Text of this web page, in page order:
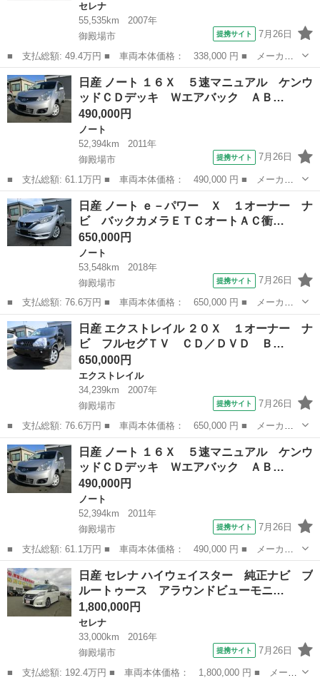
セレナ
55,535km
2007年
御殿場市
提携サイト 7月26日
■ 支払総額: 49.4万円 ■ 車両本体価格： 338,000 円 ■ メーカー
名： 日産 ■ 車種名： セレナ ■ グレード名： ハイウェイスタ
ー ■ 排気量： 2000cc ■ ドア枚数： 5D ■ ミッション： C...
静岡 御殿場市 セレナ
日産 ノート １６Ｘ ５速マニュアル ケンウ
ッドＣＤデッキ Ｗエアバック ＡＢ…
490,000円
ノート
52,394km
2011年
御殿場市
提携サイト 7月26日
■ 支払総額: 61.1万円 ■ 車両本体価格： 490,000 円 ■ メーカー
名： 日産 ■ 車種名： ノート ■ グレード名： １６Ｘ ５速マ
ニュアル ケンウッドＣＤデッキ Ｗエアバック ＡＢＳ インテリ
ジェントキー...
静岡 御殿場市 ノート
日産 ノート ｅ－パワー Ｘ １オーナー ナ
ビ バックカメラＥＴＣオートＡＣ衝…
650,000円
ノート
53,548km
2018年
御殿場市
提携サイト 7月26日
■ 支払総額: 76.6万円 ■ 車両本体価格： 650,000 円 ■ メーカー
名： 日産 ■ 車種名： ノート ■ グレード名： ｅ－パワー
Ｘ １オーナー ナビ バックカメラＥＴＣオートＡＣ衝突防止レー
ンキープ車輛接...
静岡 御殿場市 ノート
日産 エクストレイル ２０Ｘ １オーナー ナ
ビ フルセグＴＶ ＣＤ／ＤＶＤ Ｂ…
650,000円
エクストレイル
34,239km
2007年
御殿場市
提携サイト 7月26日
■ 支払総額: 76.6万円 ■ 車両本体価格： 650,000 円 ■ メーカー
名： 日産 ■ 車種名： エクストレイル ■ グレード名： ２０
Ｘ １オーナー ナビ フルセグＴＶ ＣＤ／ＤＶＤ Ｂ＆Ｓカメ
ラ ＥＴＣ前後ド...
静岡 御殿場市 エクストレイル
日産 ノート １６Ｘ ５速マニュアル ケンウ
ッドＣＤデッキ Ｗエアバック ＡＢ…
490,000円
ノート
52,394km
2011年
御殿場市
提携サイト 7月26日
■ 支払総額: 61.1万円 ■ 車両本体価格： 490,000 円 ■ メーカー
名： 日産 ■ 車種名： ノート ■ グレード名： １６Ｘ ５速マ
ニュアル ケンウッドＣＤデッキ Ｗエアバック ＡＢＳ インテリ
ジェントキー...
静岡 御殿場市 ノート
日産 セレナ ハイウェイスター 純正ナビ ブ
ルートゥース アラウンドビューモニ…
1,800,000円
セレナ
33,000km
2016年
御殿場市
提携サイト 7月26日
■ 支払総額: 192.4万円 ■ 車両本体価格： 1,800,000 円 ■ メーカ